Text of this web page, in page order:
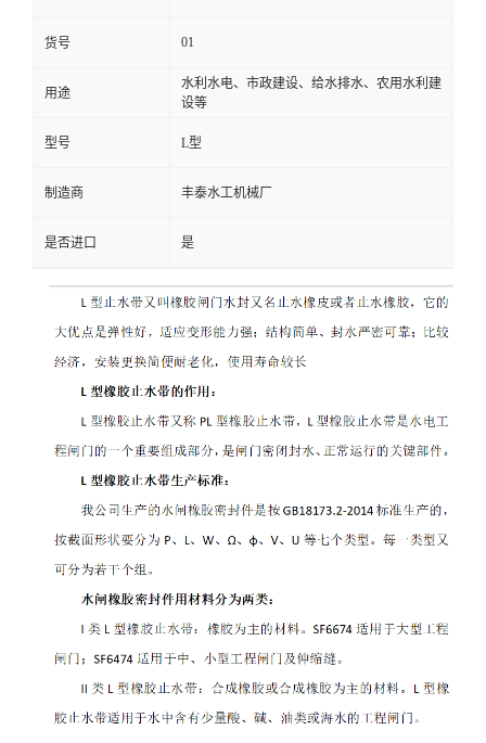
货号 01
用途
水利水电、市政建设、给水排水、农用水利建
设等
型号 L型
制造商 丰泰水工机械厂
是否进口 是